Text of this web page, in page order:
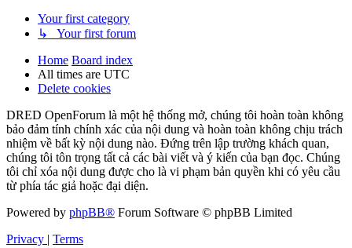
Your first category
↳ Your first forum
Home Board index
All times are UTC
Delete cookies
DRED OpenForum là một hệ thống mở, chúng tôi hoàn toàn không
bảo đảm tính chính xác của nội dung và hoàn toàn không chịu trách
nhiệm về bất kỳ nội dung nào. Đứng trên lập trường khách quan,
chúng tôi tôn trọng tất cả các bài viết và ý kiến của bạn đọc. Chúng
tôi chỉ xóa nội dung được cho là vi phạm bản quyền khi có yêu cầu
từ phía tác giả hoặc đại diện.
Powered by phpBB® Forum Software © phpBB Limited
Privacy | Terms